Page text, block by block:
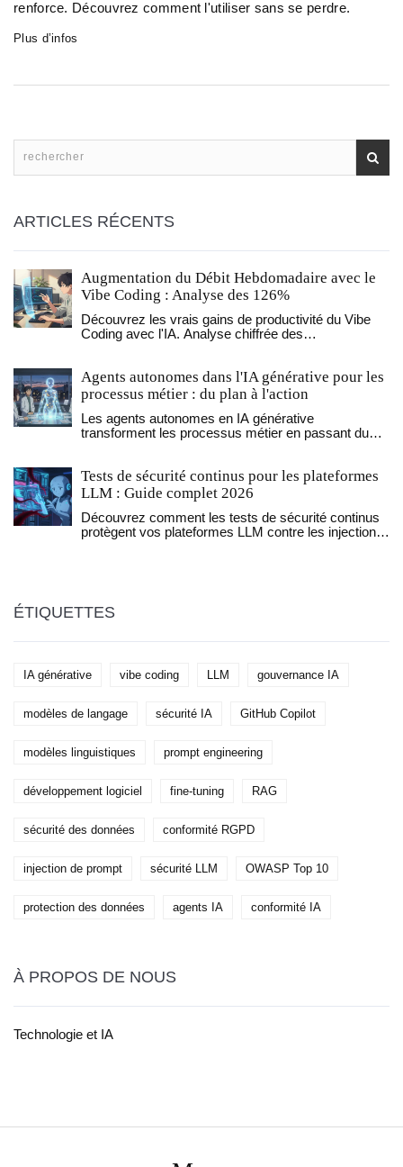
renforce. Découvrez comment l'utiliser sans se perdre.
Plus d’infos
ARTICLES RÉCENTS
Augmentation du Débit Hebdomadaire avec le
Vibe Coding : Analyse des 126%
Découvrez les vrais gains de productivité du Vibe
Coding avec l'IA. Analyse chiffrée des
Agents autonomes dans l'IA générative pour les
processus métier : du plan à l'action
Les agents autonomes en IA générative
transforment les processus métier en passant du
pourquoi ils représentent l'avenir de l'automatisation.
Tests de sécurité continus pour les plateformes
LLM : Guide complet 2026
Découvrez comment les tests de sécurité continus
protègent vos plateformes LLM contre les injections
ÉTIQUETTES
IA générative vibe coding LLM gouvernance IA
modèles de langage sécurité IA GitHub Copilot
modèles linguistiques prompt engineering
développement logiciel fine-tuning RAG
sécurité des données conformité RGPD
injection de prompt sécurité LLM OWASP Top 10
protection des données agents IA conformité IA
À PROPOS DE NOUS
Technologie et IA